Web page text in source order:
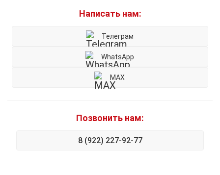
Написать нам:
Телеграм
WhatsApp
MAX
Позвонить нам:
8 (922) 227-92-77